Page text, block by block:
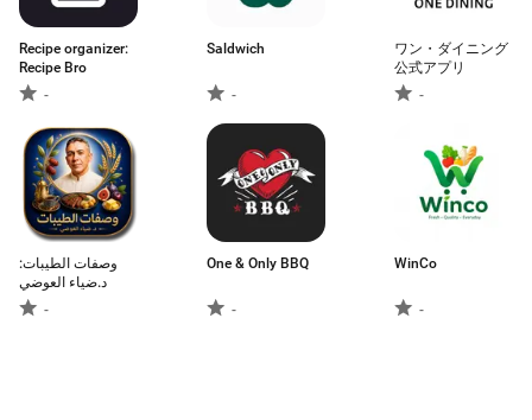
Recipe organizer:
Recipe Bro
-
Saldwich
-
ワン・ダイニング
公式アプリ
-
وصفات الطيبات:
د.ضياء العوضي
-
One & Only BBQ
-
WinCo
-